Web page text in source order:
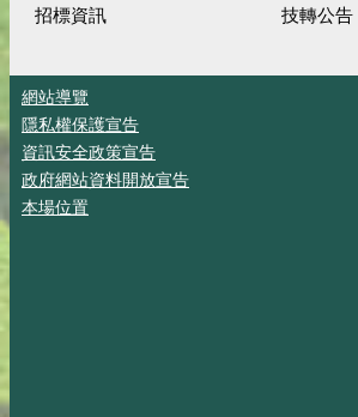
招標資訊 技轉公告
網站導覽
隱私權保護宣告
資訊安全政策宣告
政府網站資料開放宣告
本場位置